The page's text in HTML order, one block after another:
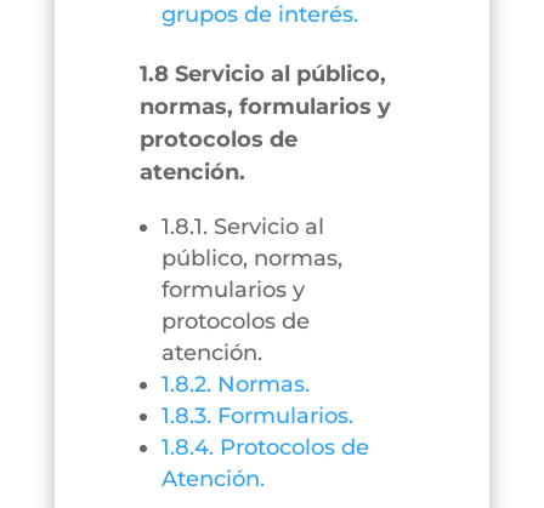
grupos de interés.
1.8 Servicio al público,
normas, formularios y
protocolos de
atención.
1.8.1. Servicio al
público, normas,
formularios y
protocolos de
atención.
1.8.2. Normas.
1.8.3. Formularios.
1.8.4. Protocolos de
Atención.